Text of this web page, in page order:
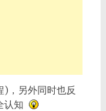
)，另外同时也反
认知